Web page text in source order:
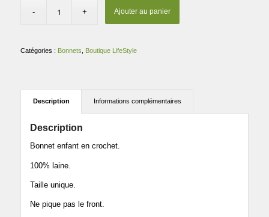
Ajouter au panier
Catégories : Bonnets, Boutique LifeStyle
Description Informations complémentaires
Description
Bonnet enfant en crochet.
100% laine.
Taille unique.
Ne pique pas le front.